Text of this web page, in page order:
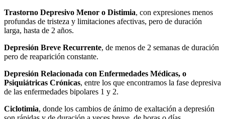
Trastorno Depresivo Menor o Distimia, con expresiones menos
profundas de tristeza y limitaciones afectivas, pero de duración
larga, hasta de 2 años.
Depresión Breve Recurrente, de menos de 2 semanas de duración
pero de reaparición constante.
Depresión Relacionada con Enfermedades Médicas, o
Psiquiátricas Crónicas, entre los que encontramos la fase depresiva
de las enfermedades bipolares 1 y 2.
Ciclotimia, donde los cambios de ánimo de exaltación a depresión